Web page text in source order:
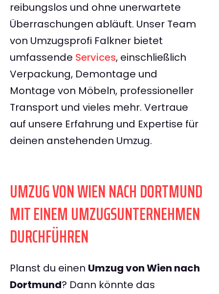
reibungslos und ohne unerwartete
Überraschungen abläuft. Unser Team
von Umzugsprofi Falkner bietet
umfassende Services, einschließlich
Verpackung, Demontage und
Montage von Möbeln, professioneller
Transport und vieles mehr. Vertraue
auf unsere Erfahrung und Expertise für
deinen anstehenden Umzug.
UMZUG VON WIEN NACH DORTMUND
MIT EINEM UMZUGSUNTERNEHMEN
DURCHFÜHREN
Planst du einen Umzug von Wien nach
Dortmund? Dann könnte das